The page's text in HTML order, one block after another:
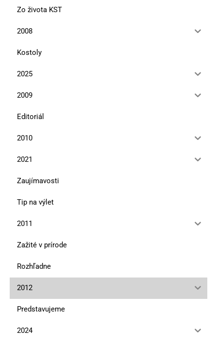
Zo života KST
2008
Kostoly
2025
2009
Editoriál
2010
2021
Zaujímavosti
Tip na výlet
2011
Zažité v prírode
Rozhľadne
2012
Predstavujeme
2024